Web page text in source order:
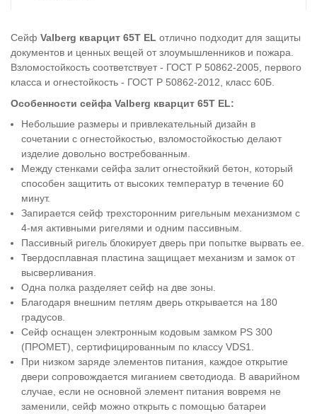
Сейф Valberg кварцит 65T EL отлично подходит для защиты
документов и ценных вещей от злоумышленников и пожара.
Взломостойкость соответствует - ГОСТ Р 50862-2005, первого
класса и огнестойкость - ГОСТ Р 50862-2012, класс 60Б.
Особенности сейфа Valberg кварцит 65T EL:
Небольшие размеры и привлекательный дизайн в
сочетании с огнестойкостью, взломостойкостью делают
изделие довольно востребованным.
Между стенками сейфа залит огнестойкий бетон, который
способен защитить от высоких температур в течение 60
минут.
Запирается сейф трехсторонним ригельным механизмом с
4-мя активными ригелями и одним пассивным.
Пассивный ригель блокирует дверь при попытке вырвать ее.
Твердосплавная пластина защищает механизм и замок от
высверливания.
Одна полка разделяет сейф на две зоны.
Благодаря внешним петлям дверь открывается на 180
градусов.
Сейф оснащен электронным кодовым замком PS 300
(ПРОМЕТ), сертифицированным по классу VDS1.
При низком заряде элементов питания, каждое открытие
двери сопровождается миганием светодиода. В аварийном
случае, если не основной элемент питания вовремя не
заменили, сейф можно открыть с помощью батареи